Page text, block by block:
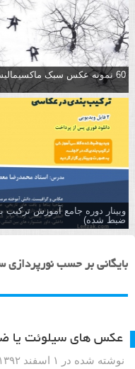
60 نمونه عکس سبک ماکسیمالیسم
وبینار دوره جامع آموزش تركيب
ضبط شده)
بایگانی بر حسب نورپردازی
عکس های سیلوئت یا
نوشته شده در ۱ اسفند ۱۳۹۲